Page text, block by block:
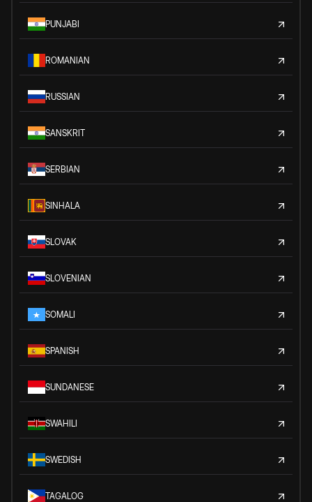
PUNJABI
ROMANIAN
RUSSIAN
SANSKRIT
SERBIAN
SINHALA
SLOVAK
SLOVENIAN
SOMALI
SPANISH
SUNDANESE
SWAHILI
SWEDISH
TAGALOG